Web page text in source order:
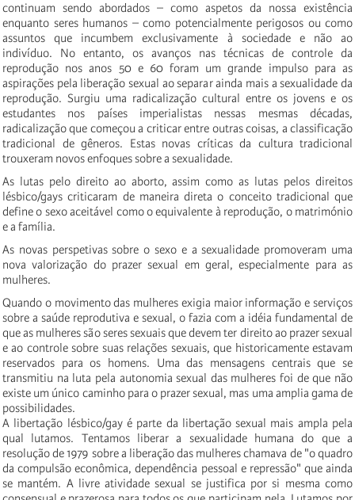
continuam sendo abordados – como aspetos da nossa existência
enquanto seres humanos – como potencialmente perigosos ou como
assuntos que incumbem exclusivamente à sociedade e não ao
indivíduo. No entanto, os avanços nas técnicas de controle da
reprodução nos anos 50 e 60 foram um grande impulso para as
aspirações pela liberação sexual ao separar ainda mais a sexualidade da
reprodução. Surgiu uma radicalização cultural entre os jovens e os
estudantes nos países imperialistas nessas mesmas décadas,
radicalização que começou a criticar entre outras coisas, a classificação
tradicional de gêneros. Estas novas críticas da cultura tradicional
trouxeram novos enfoques sobre a sexualidade.
As lutas pelo direito ao aborto, assim como as lutas pelos direitos
lésbico/gays criticaram de maneira direta o conceito tradicional que
define o sexo aceitável como o equivalente à reprodução, o matrimónio
e a família.
As novas perspetivas sobre o sexo e a sexualidade promoveram uma
nova valorização do prazer sexual em geral, especialmente para as
mulheres.
Quando o movimento das mulheres exigia maior informação e serviços
sobre a saúde reprodutiva e sexual, o fazia com a idéia fundamental de
que as mulheres são seres sexuais que devem ter direito ao prazer sexual
e ao controle sobre suas relações sexuais, que historicamente estavam
reservados para os homens. Uma das mensagens centrais que se
transmitiu na luta pela autonomia sexual das mulheres foi de que não
existe um único caminho para o prazer sexual, mas uma amplia gama de
possibilidades.
A libertação lésbico/gay é parte da libertação sexual mais ampla pela
qual lutamos. Tentamos liberar a sexualidade humana do que a
resolução de 1979 sobre a liberação das mulheres chamava de "o quadro
da compulsão econômica, dependência pessoal e repressão" que ainda
se mantém. A livre atividade sexual se justifica por si mesma como